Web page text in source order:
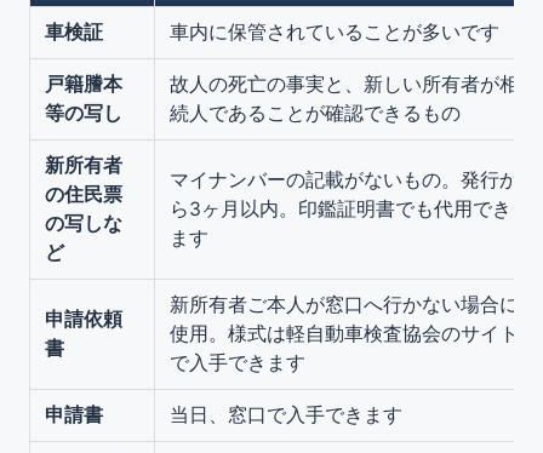
車検証 車内に保管されていることが多いです
戸籍謄本
等の写し
故人の死亡の事実と、新しい所有者が相
続人であることが確認できるもの
新所有者
の住民票
の写しな
ど
マイナンバーの記載がないもの。発行か
ら3ヶ月以内。印鑑証明書でも代用でき
ます
申請依頼
書
新所有者ご本人が窓口へ行かない場合に
使用。様式は軽自動車検査協会のサイト
で入手できます
申請書 当日、窓口で入手できます